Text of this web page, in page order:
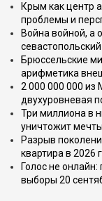
Крым как центр
проблемы и
Война войной, а
Брюссельские
арифметика
2 000 000 000 из
двухуровневая
Три миллиона в
уничтожит
Разрыв
квартира в 2026
Голос не
выборы 20